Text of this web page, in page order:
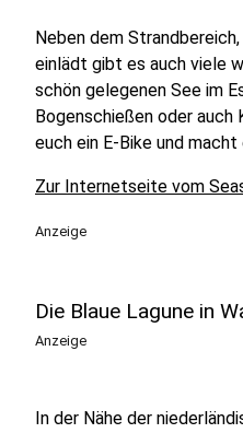
Neben dem
einlädt gibt es auch viele
schön gelegenen See im
Bogenschießen oder
euch ein E-Bike und macht
Zur Internetseite vom
Anzeige
Die Blaue Lagune in
Anzeige
In der Nähe der